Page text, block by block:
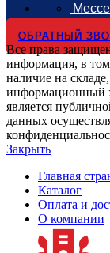
ОБРАТНЫЙ
Все права
информация, в том
наличие на
информационный
является
данных
Закрыть
Главная
Каталог
Оплата и
О компании